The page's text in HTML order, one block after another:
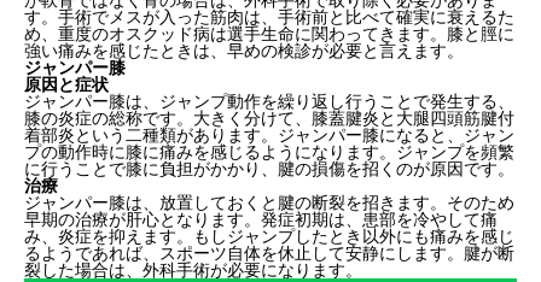
す。手術でメスが入った筋肉は、手術前と比べて確実に衰えるた
め、重度のオスクッド病は選手生命に関わってきます。膝と脛に
強い痛みを感じたときは、早めの検診が必要と言えます。
ジャンパー膝
原因と症状
ジャンパー膝は、ジャンプ動作を繰り返し行うことで発生する、
膝の炎症の総称です。大きく分けて、膝蓋腱炎と大腿四頭筋腱付
着部炎という二種類があります。ジャンパー膝になると、ジャン
プの動作時に膝に痛みを感じるようになります。ジャンプを頻繁
に行うことで膝に負担がかかり、腱の損傷を招くのが原因です。
治療
ジャンパー膝は、放置しておくと腱の断裂を招きます。そのため
早期の治療が肝心となります。発症初期は、患部を冷やして痛
み、炎症を抑えます。もしジャンプしたとき以外にも痛みを感じ
るようであれば、スポーツ自体を休止して安静にします。腱が断
裂した場合は、外科手術が必要になります。